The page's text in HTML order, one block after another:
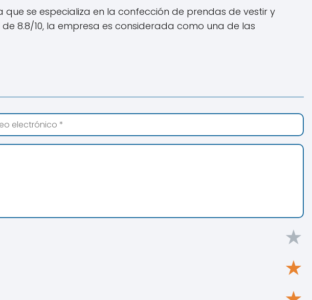
que se especializa en la confección de prendas de vestir y
8.8/10, la empresa es considerada como una de las
★
★